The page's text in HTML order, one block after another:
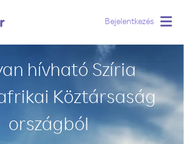
Bejelentkezés
hívható Szíria
Köztársaság
országból